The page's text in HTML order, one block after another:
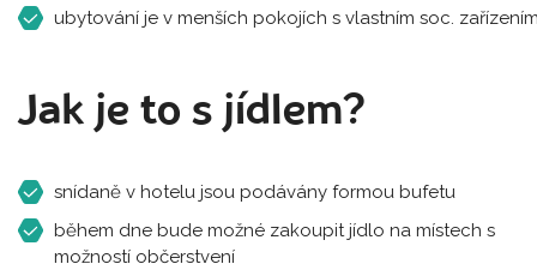
ubytování je v menších pokojích s vlastním soc.
Jak je to s jídlem?
snídaně v hotelu jsou podávány formou bufetu
během dne bude možné zakoupit jídlo na místech s
možností občerstvení